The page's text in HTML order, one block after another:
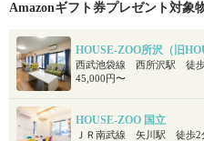
Amazonギフト券プレゼント対象
HOUSE-ZOO所沢（旧
西武池袋線 西所沢駅 徒
45,000円〜
HOUSE-ZOO 国立
ＪＲ南武線 矢川駅 徒歩